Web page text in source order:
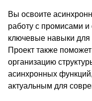
Вы освоите
работу с промисами
ключевые навыки для
Проект также
организацию
асинхронных
актуальным для